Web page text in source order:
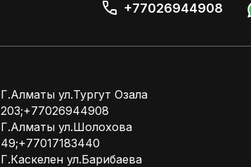
+77026944908
Г.Алматы ул.Тургут Озала
203;+77026944908
Г.Алматы ул.Шолохова
49;+77017183440
Г.Каскелен ул.Барибаева